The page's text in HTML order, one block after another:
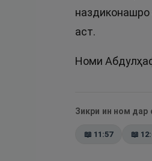
наздиконашро
аст.
Номи
Зикри ин ном дар
📖 11:57 📖